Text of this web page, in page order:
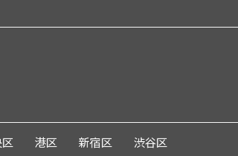
港区 新宿区 渋谷区